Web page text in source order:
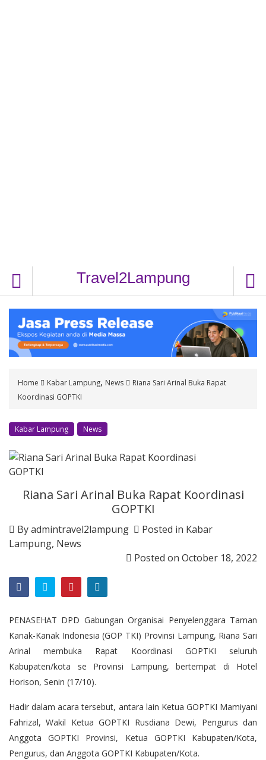
Travel2Lampung
Home Kabar Lampung, News
Riana Sari Arinal Buka Rapat
Koordinasi GOPTKI
Kabar Lampung News
Riana Sari Arinal Buka Rapat Koordinasi
GOPTKI
Byadmintravel2lampung Posted in Kabar
Lampung, News
Posted on October 18, 2022
PENASEHAT DPD Gabungan Organisai Penyelenggara Taman
Kanak-Kanak Indonesia (GOP TKI) Provinsi Lampung, Riana Sari
Arinal membuka Rapat Koordinasi GOPTKI seluruh
Kabupaten/kota se Provinsi Lampung, bertempat di Hotel
Horison, Senin (17/10).
Hadir dalam acara tersebut, antara lain Ketua GOPTKI Mamiyani
Fahrizal, Wakil Ketua GOPTKI Rusdiana Dewi, Pengurus dan
Anggota GOPTKI Provinsi, Ketua GOPTKI Kabupaten/Kota,
Pengurus, dan Anggota GOPTKI Kabupaten/Kota.